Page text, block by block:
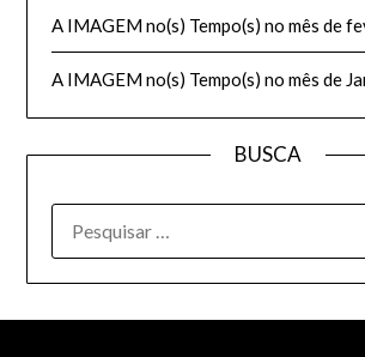
A IMAGEM no(s) Tempo(s) no mês de
A IMAGEM no(s) Tempo(s) no mês de
BUSCA